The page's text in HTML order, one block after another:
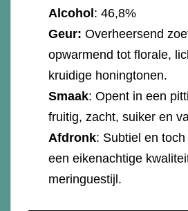
Alcohol: 46,8%
Geur:Overheersend
opwarmend tot florale,
kruidige honingtonen.
Smaak: Opent in een
fruitig, zacht, suiker en
Afdronk: Subtiel en
een eikenachtige
meringuestijl.